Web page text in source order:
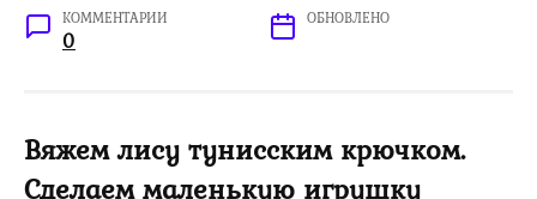
КОММЕНТАРИИ
0
ОБНОВЛЕНО
Вяжем лису тунисским крючком.
Сделаем маленькую игрушку